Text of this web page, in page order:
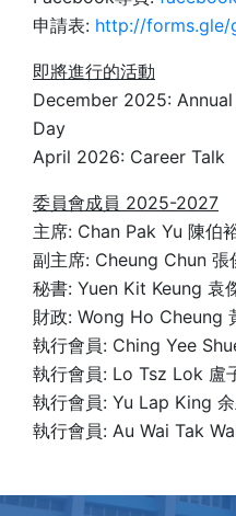
申請表: http://forms.gle/
即將進行的活動
December 2025:
Day
April 2026: Career Talk
委員會成員 2025-2027
主席: Chan Pak Yu 陳伯
副主席: Cheung Chun
秘書: Yuen Kit Keung 袁
財政: Wong Ho Cheung
執行會員: Ching Yee
執行會員: Lo Tsz Lok 盧
執行會員: Yu Lap King
執行會員: Au Wai Tak